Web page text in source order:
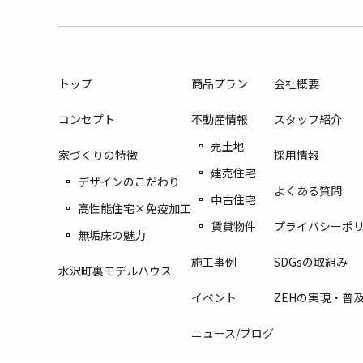
トップ
コンセプト
家づくりの特徴
デザインのこだわり
高性能住宅×免疫加工
無垢床の魅力
水沢町裏モデルハウス
商品プラン
不動産情報
売土地
建売住宅
中古住宅
賃貸物件
施工事例
イベント
ニュース/ブログ
会社概要
スタッフ紹介
採用情報
よくある質問
プライバシーポ
SDGsの取組み
ZEHの実現・普